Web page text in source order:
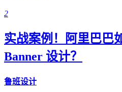
2
实战案例！阿里巴巴
Banner 设计？
鲁班设计